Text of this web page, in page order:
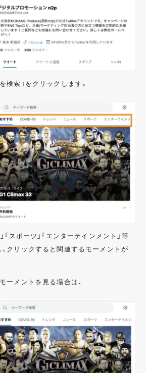
検索」をクリックします。
「スポーツ」「エンターテインメント」等
クリックすると関連するモーメントが
ーメントを見る場合は、